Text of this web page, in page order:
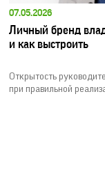
07.05.2026
Личный бренд
и как выстроить
Открытость
при правильной